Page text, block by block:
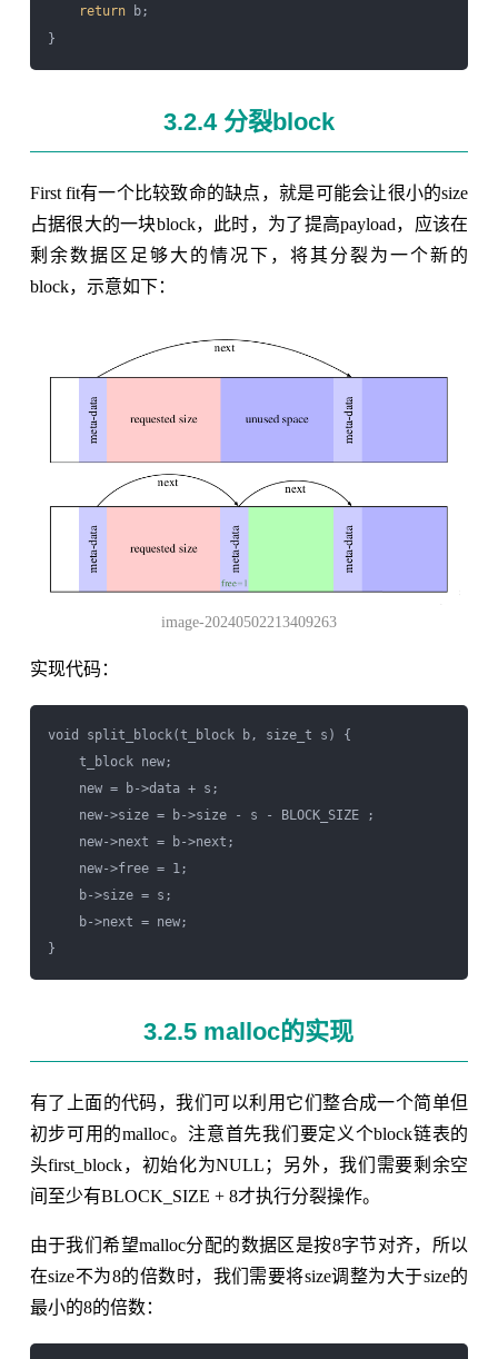
return b;
3.2.4 分裂block
First fit有一个比较致命的缺点，就是可能会让很小的size
占据很大的一块block，此时，为了提高payload，应该在
剩余数据区足够大的情况下，将其分裂为一个新的
block，示意如下：
image-20240502213409263
实现代码：
void split_block(t_block b, size_t s) {
t_block new;
new = b->data + s;
new->size = b->size - s - BLOCK_SIZE ;
new->next = b->next;
new->free = 1;
b->size = s;
b->next = new;
3.2.5 malloc的实现
有了上面的代码，我们可以利用它们整合成一个简单但
初步可用的malloc。注意首先我们要定义个block链表的
头first_block，初始化为NULL；另外，我们需要剩余空
间至少有BLOCK_SIZE + 8才执行分裂操作。
由于我们希望malloc分配的数据区是按8字节对齐，所以
在size不为8的倍数时，我们需要将size调整为大于size的
最小的8的倍数：